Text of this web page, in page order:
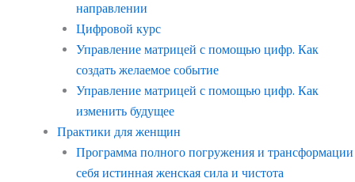
направлении
Цифровой курс
Управление матрицей с помощью цифр. Как
создать желаемое событие
Управление матрицей с помощью цифр. Как
изменить будущее
Практики для женщин
Программа полного погружения и трансформации
себя истинная женская сила и чистота